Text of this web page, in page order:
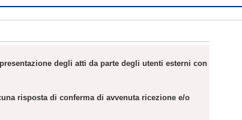
degli atti da parte degli utenti esterni con
risposta di conferma di avvenuta ricezione e/o